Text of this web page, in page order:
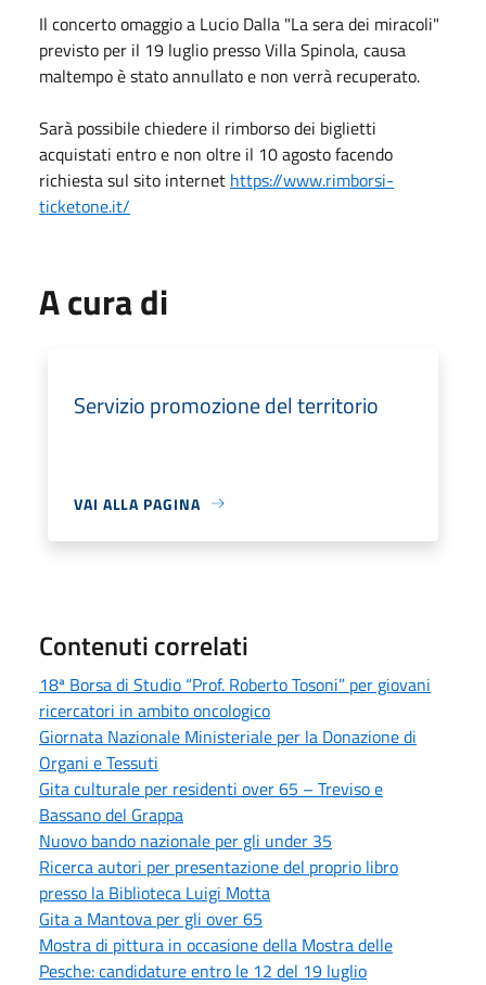
Il concerto omaggio a Lucio Dalla "La sera dei miracoli"
previsto per il 19 luglio presso Villa Spinola, causa
maltempo è stato annullato e non verrà recuperato.
Sarà possibile chiedere il rimborso dei biglietti
acquistati entro e non oltre il 10 agosto facendo
richiesta sul sito internet https://www.rimborsi-
ticketone.it/
A cura di
Servizio promozione del territorio
VAI ALLA PAGINA
Contenuti correlati
18ª Borsa di Studio “Prof. Roberto Tosoni” per giovani
ricercatori in ambito oncologico
Giornata Nazionale Ministeriale per la Donazione di
Organi e Tessuti
Gita culturale per residenti over 65 – Treviso e
Bassano del Grappa
Nuovo bando nazionale per gli under 35
Ricerca autori per presentazione del proprio libro
presso la Biblioteca Luigi Motta
Gita a Mantova per gli over 65
Mostra di pittura in occasione della Mostra delle
Pesche: candidature entro le 12 del 19 luglio